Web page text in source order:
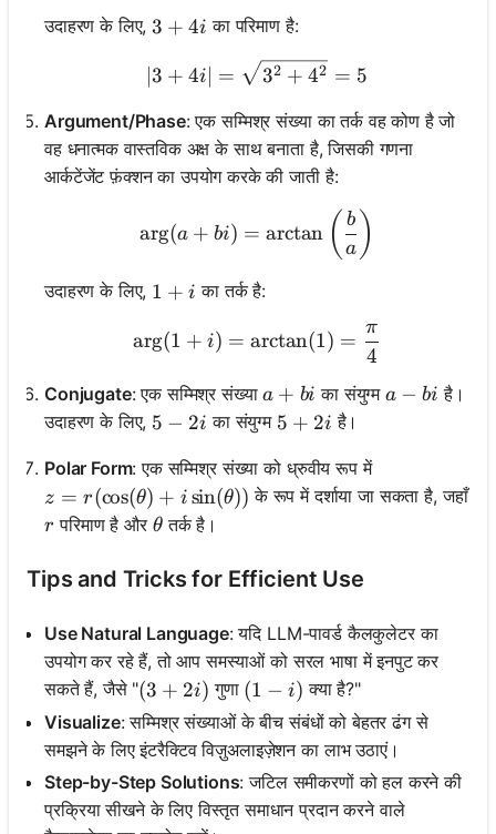
उदाहरण के लिए,3 + 4i
3 + 4i का परिमाण है:
|3 + 4i| = \sqrt{3^2 +
∣3 + 4i = 32 + 42 = 5
Argument/Phase: एक सम्मिश्र संख्या का तर्क वह कोण है जो
वह धनात्मक वास्तविक अक्ष के साथ बनाता है, जिसकी गणना
आर्कटेंजेंट फ़ंक्शन का उपयोग करके की जाती है:
\arg(a + bi) =
arg(a + bi) = arctan ( a
b )
उदाहरण के लिए, 1 + i
1 + i का तर्क है:
\arg(1 + i) = \arctan(1)
arg(1 + i) = arctan(1) =
4
π
Conjugate: एक सम्मिश्र संख्याa + bi
a + bi का संयुग्मa - bi
a − bi है।
उदाहरण के लिए, 5 - 2i
5 − 2i का संयुग्म 5 + 2i
5 + 2i है।
Polar Form: एक सम्मिश्र संख्या को ध्रुवीय रूप में
z = r(\cos(\theta) + i\sin(\theta))
z = r(cos(θ) + i sin(θ)) के रूप में दर्शाया जा सकता है, जहाँ
r
r परिमाण है और \theta
θ तर्क है।
Tips and Tricks for Efficient Use
Use Natural Language: यदि LLM-पावर्ड कैलकुलेटर का
उपयोग कर रहे हैं, तो आप समस्याओं को सरल भाषा में इनपुट कर
सकते हैं, जैसे "(3 + 2i)
(3 + 2i) गुणा (1 - i)
(1 − i) क्या है?"
Visualize: सम्मिश्र संख्याओं के बीच संबंधों को बेहतर ढंग से
समझने के लिए इंटरैक्टिव विज़ुअलाइज़ेशन का लाभ उठाएं।
Step-by-Step Solutions: जटिल समीकरणों को हल करने की
प्रक्रिया सीखने के लिए विस्तृत समाधान प्रदान करने वाले